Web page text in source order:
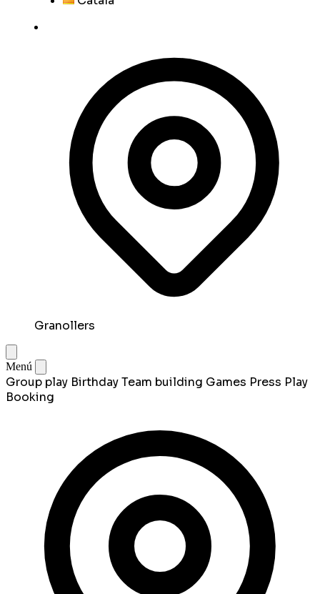
Granollers
Menú
Group play BirthdayTeam building Games Press Play
Booking